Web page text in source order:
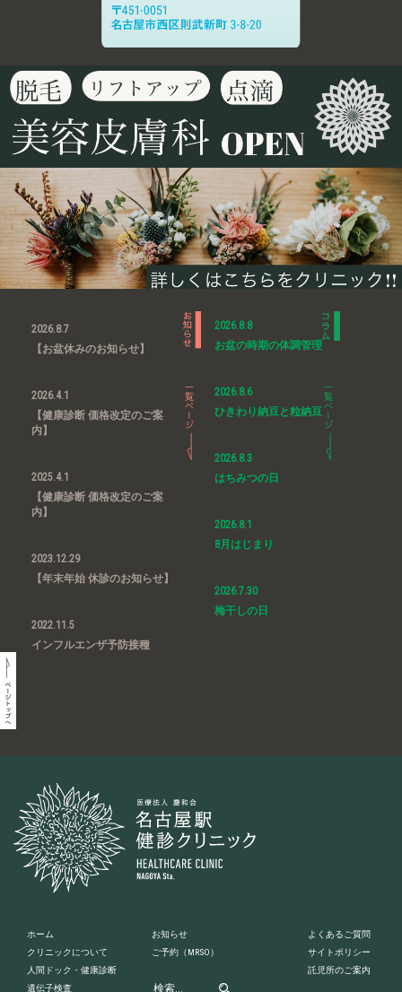
2026.8.7
【お盆休みのお知らせ】
2026.4.1
【健康診断 価格改定のご案
内】
2025.4.1
【健康診断 価格改定のご案
内】
2023.12.29
【年末年始 休診のお知らせ】
2022.11.5
インフルエンザ予防接種
2026.8.8
お盆の時期の体調管理
2026.8.6
ひきわり納豆と粒納豆
2026.8.3
はちみつの日
2026.8.1
8月はじまり
2026.7.30
梅干しの日
ホーム
クリニックについて
人間ドック・健康診断
遺伝子検査
お知らせ
ご予約 （MRSO）
よくあるご質問
サイトポリシー
託児所のご案内